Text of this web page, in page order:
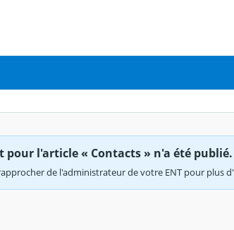
pour l'article « Contacts » n'a été publié.
de l'administrateur de votre ENT pour plus